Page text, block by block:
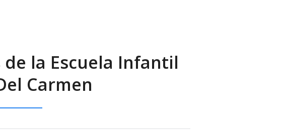
la Escuela Infantil
Carmen